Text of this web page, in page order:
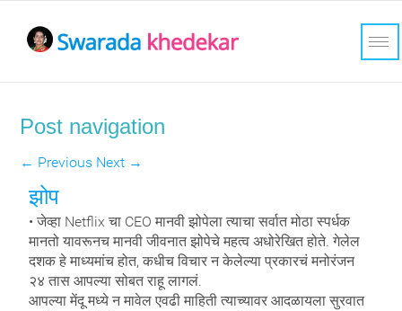
Post navigation
← Previous Next →
झोप
• जेव्हा Netflix चा CEO मानवी झोपेला त्याचा सर्वात मोठा स्पर्धक
मानतो यावरूनच मानवी जीवनात झोपेचे महत्व अधोरेखित होते. गेलेल
दशक हे माध्यमांच होत, कधीच विचार न केलेल्या प्रकारचं मनोरंजन
२४ तास आपल्या सोबत राहू लागलं.
आपल्या मेंदू मध्ये न मावेल एवढी माहिती त्याच्यावर आदळायला सुरवात